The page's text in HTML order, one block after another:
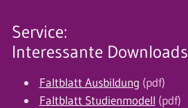
Service:
Interessante Downloads
Faltblatt Ausbildung (pdf)
Faltblatt Studienmodell (pdf)